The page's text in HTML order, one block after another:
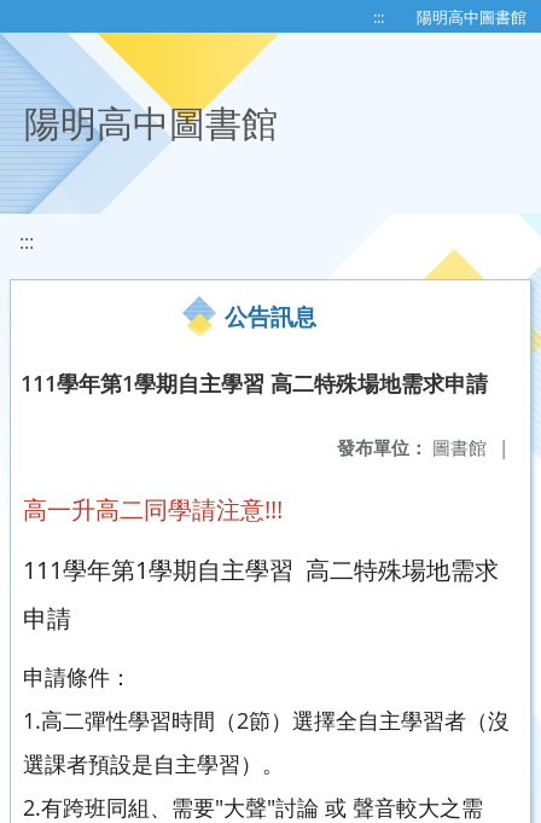
::: 陽明高中圖書館
陽明高中圖書館
:::
公告訊息
111學年第1學期自主學習 高二特殊場地需求申請
發布單位： 圖書館 |
高一升高二同學請注意!!!
111學年第1學期自主學習 高二特殊場地需求
申請
申請條件：
1.高二彈性學習時間（2節）選擇全自主學習者（沒
選課者預設是自主學習）。
2.有跨班同組、需要"大聲"討論 或 聲音較大之需